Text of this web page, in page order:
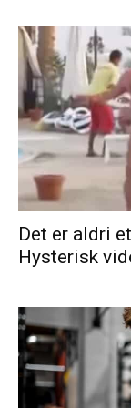
Det er aldri
Hysterisk